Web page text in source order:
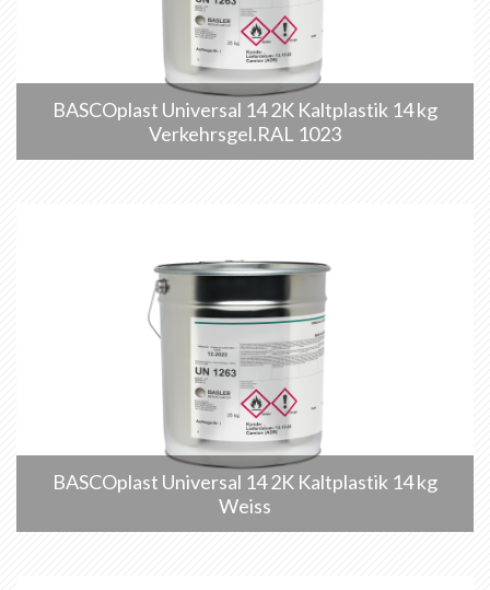
BASCOplast Universal 14 2K Kaltplastik 14 kg
Verkehrsgel.RAL 1023
BASCOplast Universal 14 2K Kaltplastik 14 kg
Weiss